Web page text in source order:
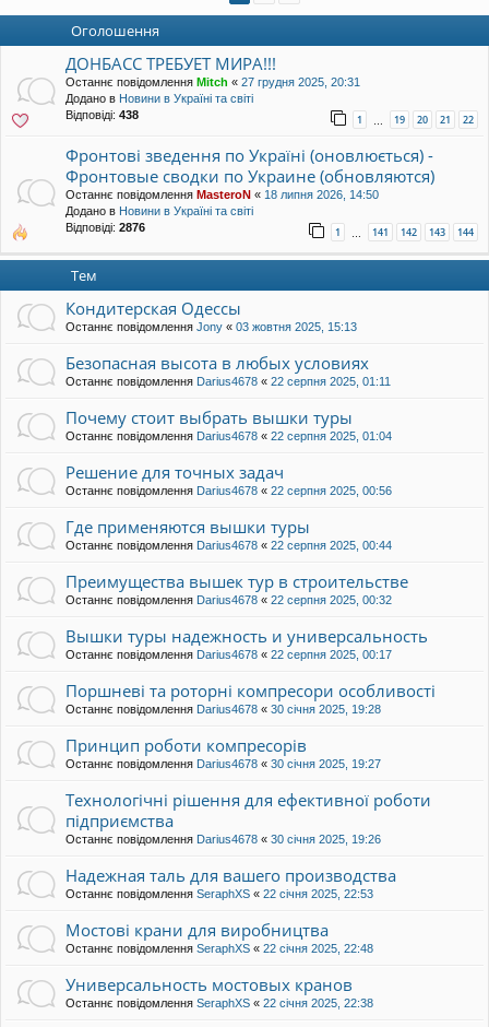
уп
Оголошення
ДОНБАСС ТРЕБУЕТ МИРА!!!
Останнє повідомлення Mitch « 27 грудня 2025, 20:31
Додано в Новини в Україні та світі
Відповіді: 438 1 … 19 20 21 22
Фронтові зведення по Україні (оновлюється) -
Фронтовые сводки по Украине (обновляются)
Останнє повідомлення MasteroN « 18 липня 2026, 14:50
Додано в Новини в Україні та світі
Відповіді: 2876 1 … 141 142 143 144
Тем
Кондитерская Одессы
Останнє повідомлення Jony « 03 жовтня 2025, 15:13
Безопасная высота в любых условиях
Останнє повідомлення Darius4678 « 22 серпня 2025, 01:11
Почему стоит выбрать вышки туры
Останнє повідомлення Darius4678 « 22 серпня 2025, 01:04
Решение для точных задач
Останнє повідомлення Darius4678 « 22 серпня 2025, 00:56
Где применяются вышки туры
Останнє повідомлення Darius4678 « 22 серпня 2025, 00:44
Преимущества вышек тур в строительстве
Останнє повідомлення Darius4678 « 22 серпня 2025, 00:32
Вышки туры надежность и универсальность
Останнє повідомлення Darius4678 « 22 серпня 2025, 00:17
Поршневі та роторні компресори особливості
Останнє повідомлення Darius4678 « 30 січня 2025, 19:28
Принцип роботи компресорів
Останнє повідомлення Darius4678 « 30 січня 2025, 19:27
Технологічні рішення для ефективної роботи
підприємства
Останнє повідомлення Darius4678 « 30 січня 2025, 19:26
Надежная таль для вашего производства
Останнє повідомлення SeraphXS « 22 січня 2025, 22:53
Мостові крани для виробництва
Останнє повідомлення SeraphXS « 22 січня 2025, 22:48
Универсальность мостовых кранов
Останнє повідомлення SeraphXS « 22 січня 2025, 22:38